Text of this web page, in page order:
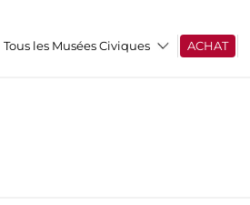
Tous les Musées Civiques ACHAT